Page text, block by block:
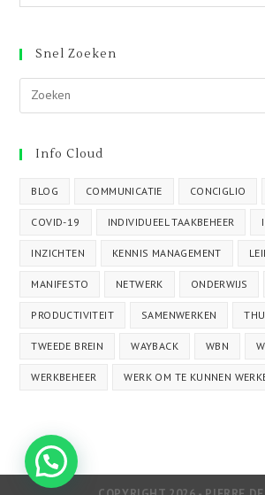
Snel Zoeken
Info Cloud
BLOG COMMUNICATIE CONCIGLIO
COVID-19 INDIVIDUEEL TAAKBEHEER
INZICHTEN KENNIS MANAGEMENT
MANIFESTO NETWERK ONDERWIJS
PRODUCTIVITEIT SAMENWERKEN
TWEEDE BREIN WAYBACK WBN
WERKBEHEER WERK OM TE KUNNEN